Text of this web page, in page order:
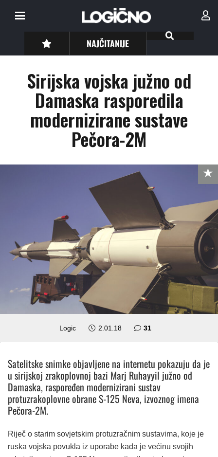
NAJČITANIJE
Sirijska vojska južno od
Damaska rasporedila
modernizirane sustave
Pečora-2M
Logic 2.01.18 31
Satelitske snimke objavljene na internetu pokazuju da je
u sirijskoj zrakoplovnoj bazi Marj Ruhayyil južno od
Damaska, raspoređen modernizirani sustav
protuzrakoplovne obrane S-125 Neva, izvoznog imena
Pečora-2M.
Riječ o starim sovjetskim protuzračnim sustavima, koje je
ruska vojska povukla iz uporabe kada je većinu svojih